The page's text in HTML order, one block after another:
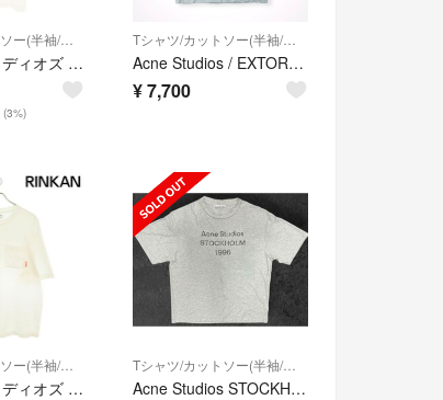
Tシャツ/カットソー(半袖/袖なし)
アクネストゥディオズ FN-MN-TSHI000353 ロゴスタンププリントTシャツ メンズ M
(3%)
Tシャツ/カットソー(半袖/袖なし)
Acne Studios / EXTORR LOGO RIB T-SHIRTS SIZE:Ｓ
¥7,700
Tシャツ/カットソー(半袖/袖なし)
アクネストゥディオズ FN-MN-TSHI000133 コットンポケットTシャツ メンズ XS
Tシャツ/カットソー(半袖/袖なし)
Acne Studios STOCKHOLM スプレー加工